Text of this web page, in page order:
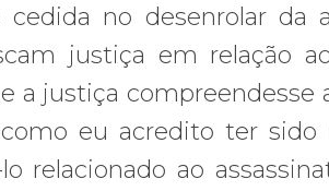
no desenrolar da
justiça em relação
a justiça compreendesse
eu acredito ter sido
relacionado ao